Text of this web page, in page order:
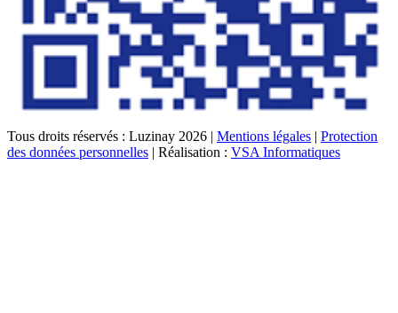
Tous droits réservés : Luzinay 2026 | Mentions légales | Protection
des données personnelles | Réalisation : VSA Informatiques